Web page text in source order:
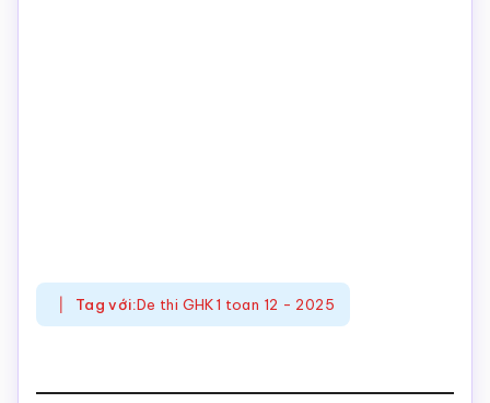
Tag với:De thi GHK1 toan 12 - 2025